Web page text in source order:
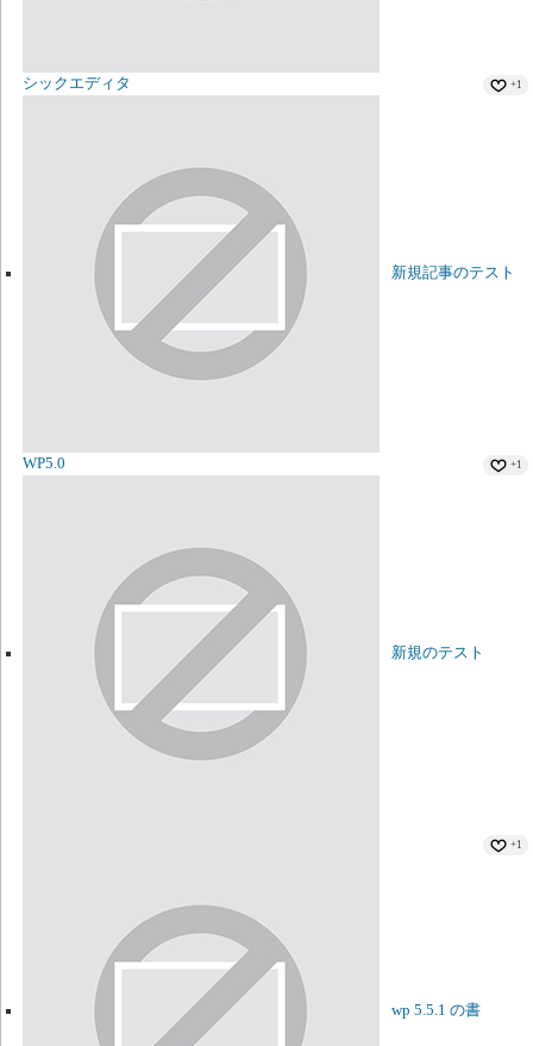
シックエディタ +1
新規記事のテスト
WP5.0 +1
新規のテスト
+1
wp 5.5.1 の書